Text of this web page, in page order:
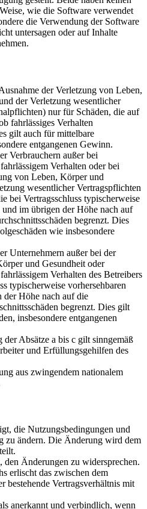
wie die Software verwendet
die Verwendung der Software
untersagen oder auf Inhalte
der Verletzung von Leben,
der Verletzung wesentlicher
nur für Schäden, die auf
fahrlässiges Verhalten
gilt auch für mittelbare
entgangenen Gewinn.
Verbrauchern außer bei
Verhalten oder bei
von Leben, Körper und
wesentlicher Vertragspflichten
bei Vertragsschluss typischerweise
und im übrigen der Höhe nach auf
begrenzt. Dies
wie insbesondere
Unternehmern außer bei der
und Gesundheit oder
Verhalten des Betreibers
typischerweise vorhersehbaren
der Höhe nach auf die
begrenzt. Dies gilt
insbesondere entgangenen
Absätze a bis c gilt sinngemäß
und Erfüllungsgehilfen des
aus zwingendem nationalem
die Nutzungsbedingungen und
zu ändern. Die Änderung wird dem
den Änderungen zu widersprechen.
erlischt das zwischen dem
bestehende Vertragsverhältnis mit
anerkannt und verbindlich, wenn